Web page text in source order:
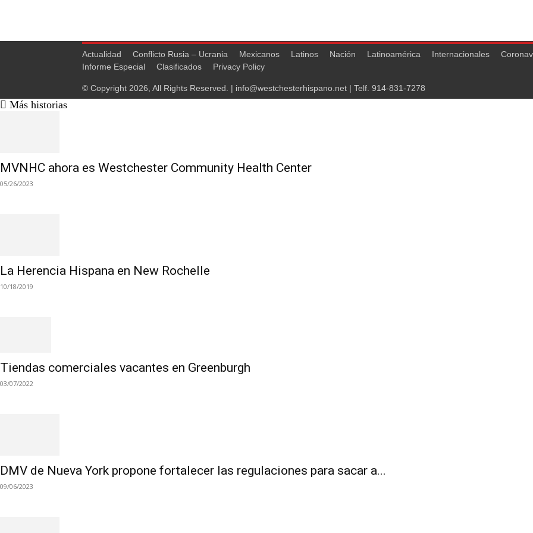
Actualidad Conflicto Rusia – Ucrania Mexicanos Latinos Nación Latinoamérica Internacionales
Informe Especial
Clasificados Privacy Policy
© Copyright 2026, All Rights Reserved. | info@westchesterhispano.net | Telf. 914-831-7278
Más historias
MVNHC ahora es Westchester Community Health Center
05/26/2023
La Herencia Hispana en New Rochelle
10/18/2019
Tiendas comerciales vacantes en Greenburgh
03/07/2022
DMV de Nueva York propone fortalecer las regulaciones para sacar a...
09/06/2023